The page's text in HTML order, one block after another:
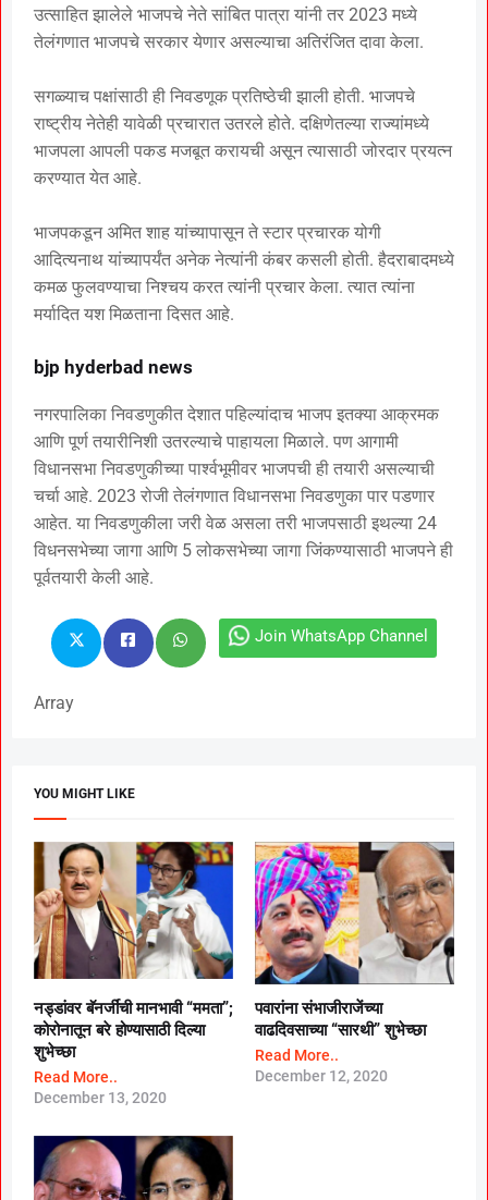
उत्साहित झालेले भाजपचे नेते सांबित पात्रा यांनी तर 2023 मध्ये
तेलंगणात भाजपचे सरकार येणार असल्याचा अतिरंजित दावा केला.
सगळ्याच पक्षांसाठी ही निवडणूक प्रतिष्ठेची झाली होती. भाजपचे
राष्ट्रीय नेतेही यावेळी प्रचारात उतरले होते. दक्षिणेतल्या राज्यांमध्ये
भाजपला आपली पकड मजबूत करायची असून त्यासाठी जोरदार प्रयत्न
करण्यात येत आहे.
भाजपकडून अमित शाह यांच्यापासून ते स्टार प्रचारक योगी
आदित्यनाथ यांच्यापर्यंत अनेक नेत्यांनी कंबर कसली होती. हैदराबादमध्ये
कमळ फुलवण्याचा निश्चय करत त्यांनी प्रचार केला. त्यात त्यांना
मर्यादित यश मिळताना दिसत आहे.
bjp hyderbad news
नगरपालिका निवडणुकीत देशात पहिल्यांदाच भाजप इतक्या आक्रमक
आणि पूर्ण तयारीनिशी उतरल्याचे पाहायला मिळाले. पण आगामी
विधानसभा निवडणुकीच्या पार्श्वभूमीवर भाजपची ही तयारी असल्याची
चर्चा आहे. 2023 रोजी तेलंगणात विधानसभा निवडणुका पार पडणार
आहेत. या निवडणुकीला जरी वेळ असला तरी भाजपसाठी इथल्या 24
विधनसभेच्या जागा आणि 5 लोकसभेच्या जागा जिंकण्यासाठी भाजपने ही
पूर्वतयारी केली आहे.
Join WhatsApp Channel
Array
YOU MIGHT LIKE
नड्डांवर बॅनर्जींची मानभावी “ममता”;
कोरोनातून बरे होण्यासाठी दिल्या
शुभेच्छा
Read More..
December 13, 2020
पवारांना संभाजीराजेंच्या
वाढदिवसाच्या “सारथी” शुभेच्छा
Read More..
December 12, 2020